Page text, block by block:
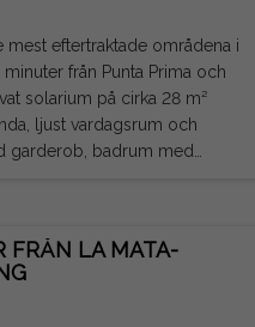
mest eftertraktade områdena i
från Punta Prima och
ljust vardagsrum och
garderob, badrum med
bort, vilket gör det till ett
FRÅN LA MATA-